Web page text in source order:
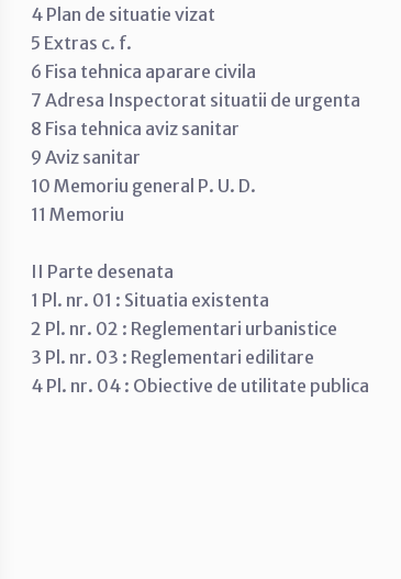
4 Plan de situatie vizat
5 Extras c. f.
6 Fisa tehnica aparare civila
7 Adresa Inspectorat situatii de urgenta
8 Fisa tehnica aviz sanitar
9 Aviz sanitar
10 Memoriu general P. U. D.
11 Memoriu
II Parte desenata
1 Pl. nr. 01 : Situatia existenta
2 Pl. nr. 02 : Reglementari urbanistice
3 Pl. nr. 03 : Reglementari edilitare
4 Pl. nr. 04 : Obiective de utilitate publica